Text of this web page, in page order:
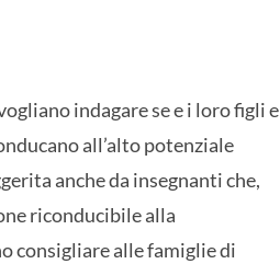
indagare se e i loro figli e
all’alto potenziale
anche da insegnanti che,
riconducibile alla
consigliare alle famiglie di